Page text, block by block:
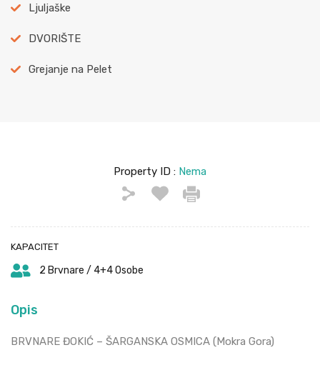
Ljuljaške
DVORIŠTE
Grejanje na Pelet
Property ID : Nema
KAPACITET
2 Brvnare / 4+4 Osobe
Opis
BRVNARE ĐOKIĆ – ŠARGANSKA OSMICA (Mokra Gora)